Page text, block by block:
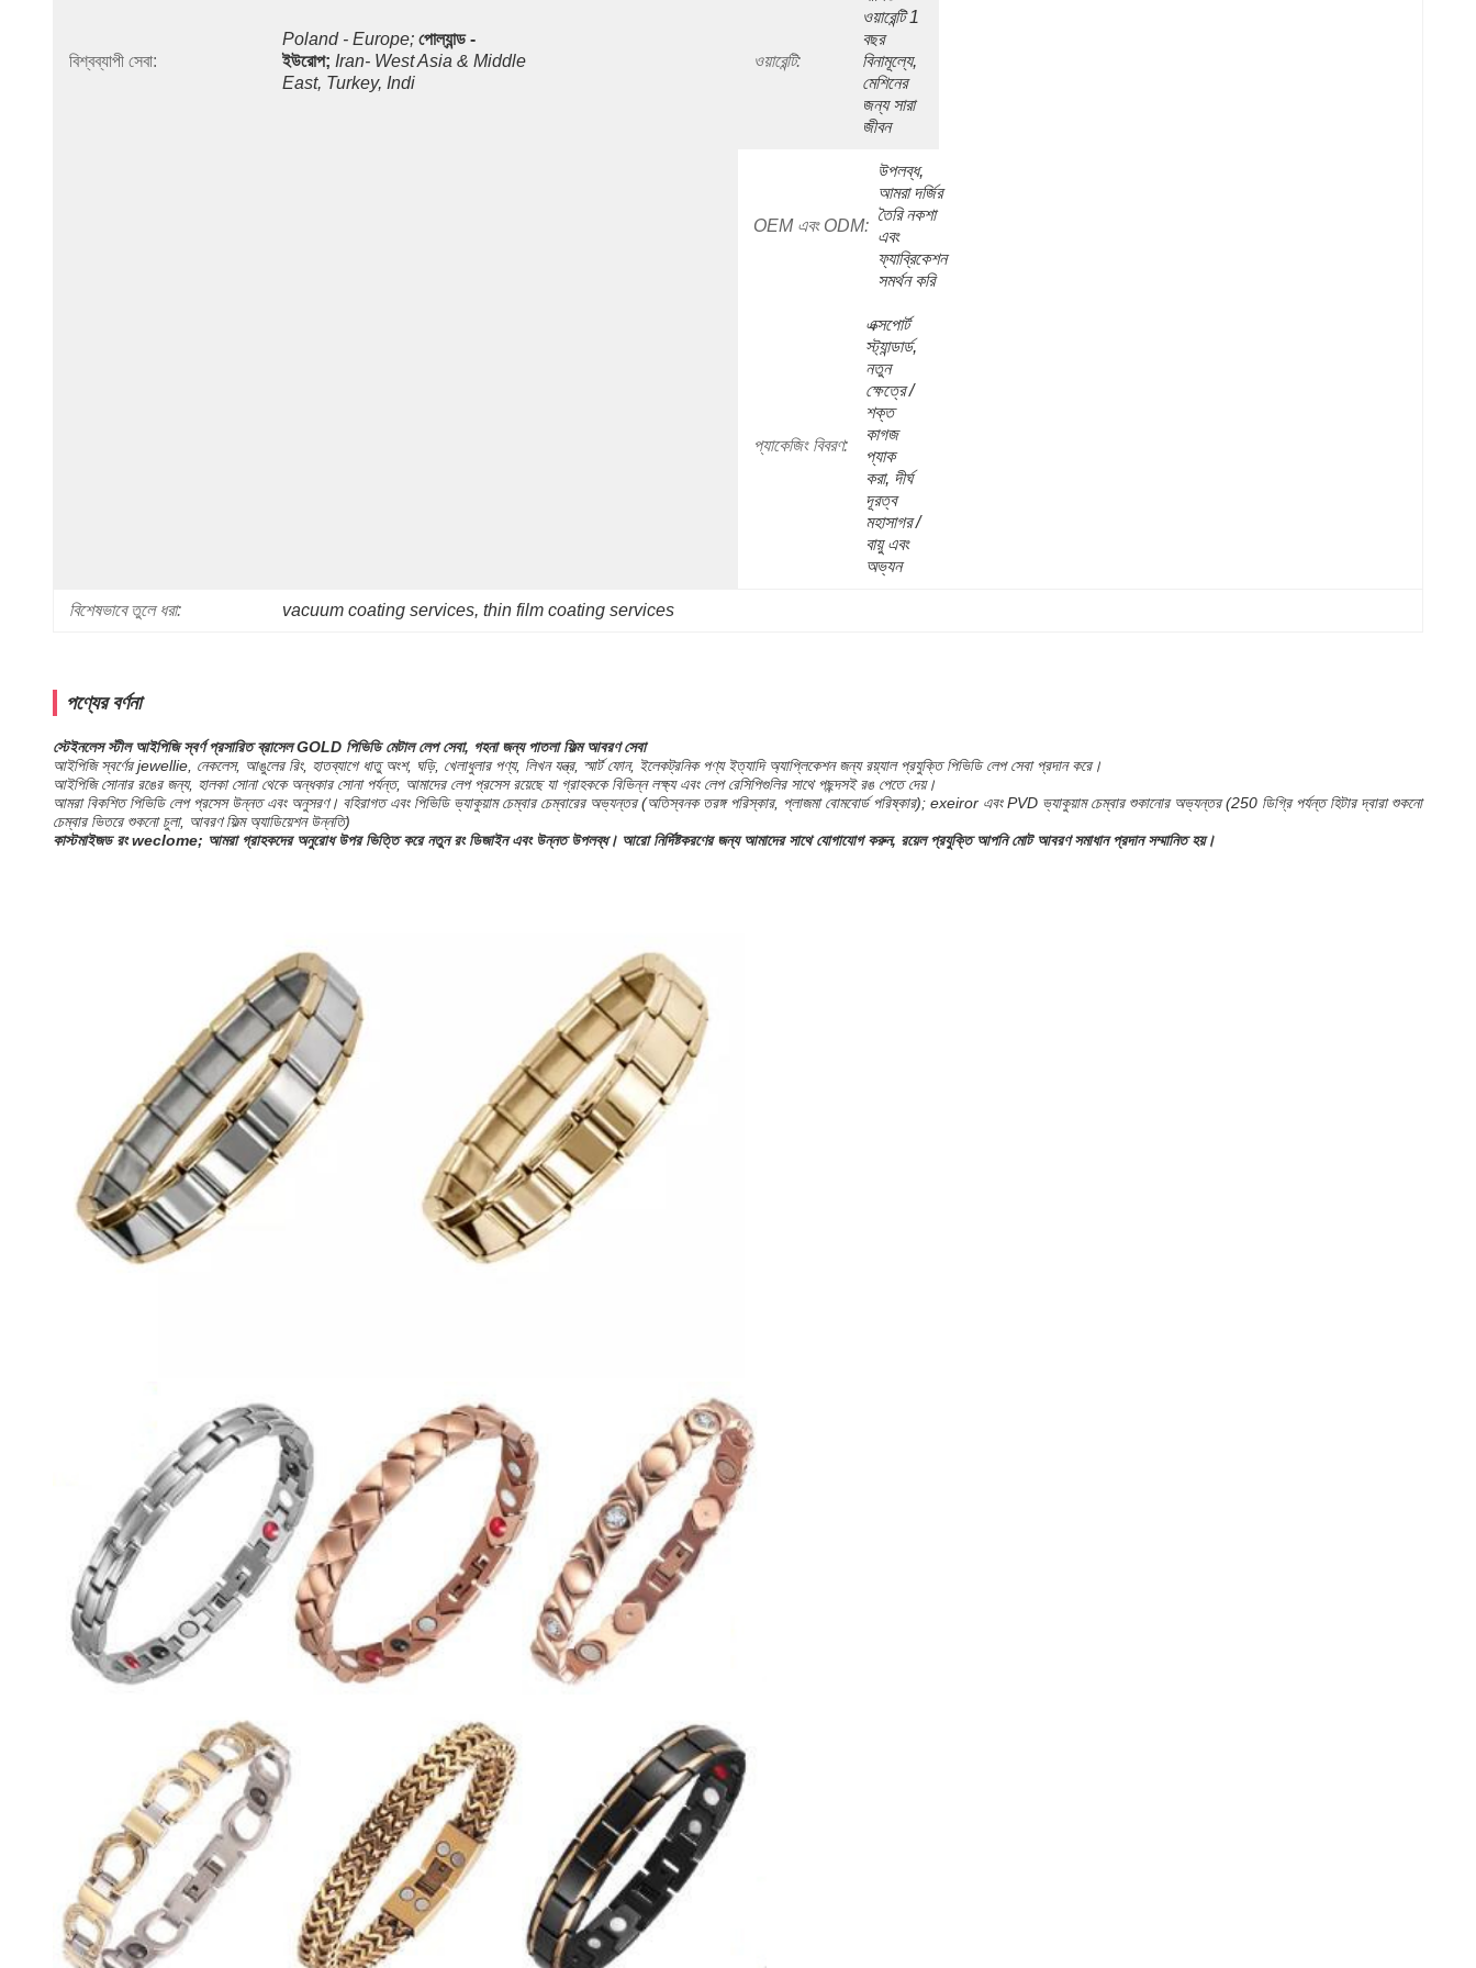
বিশ্বব্যাপী সেবা:
Poland - Europe; পোল্যান্ড -
ইউরোপ; Iran- West Asia & Middle
East, Turkey, Indi
ওয়ারেন্টি:
ওয়ারেন্টি 1
বছর
বিনামূল্যে,
মেশিনের
জন্য সারা
জীবন
OEM এবং ODM:
উপলব্ধ,
আমরা দর্জির
তৈরি নকশা
এবং
ফ্যাব্রিকেশন
সমর্থন করি
প্যাকেজিং বিবরণ:
এক্সপোর্ট
স্ট্যান্ডার্ড,
নতুন
ক্ষেত্রে /
শক্ত
কাগজ
প্যাক
করা, দীর্ঘ
দূরত্ব
মহাসাগর /
বায়ু এবং
অভ্যন
বিশেষভাবে তুলে ধরা: vacuum coating services, thin film coating services
পণ্যের বর্ণনা
স্টেইনলেস স্টীল আইপিজি স্বর্ণ প্রসারিত ব্রাসেল GOLD পিভিডি মেটাল লেপ সেবা, গহনা জন্য পাতলা ফিল্ম আবরণ সেবা
আইপিজি স্বর্ণের jewellie, নেকলেস, আঙুলের রিং, হাতব্যাগে ধাতু অংশ, ঘড়ি, খেলাধুলার পণ্য, লিখন যন্ত্র, স্মার্ট ফোন, ইলেকট্রনিক পণ্য ইত্যাদি অ্যাপ্লিকেশন জন্য রয়্যাল প্রযুক্তি পিভিডি লেপ সেবা প্রদান করে।
আইপিজি সোনার রঙের জন্য, হালকা সোনা থেকে অন্ধকার সোনা পর্যন্ত, আমাদের লেপ প্রসেস রয়েছে যা গ্রাহককে বিভিন্ন লক্ষ্য এবং লেপ রেসিপিগুলির সাথে পছন্দসই রঙ পেতে দেয়।
আমরা বিকশিত পিভিডি লেপ প্রসেস উন্নত এবং অনুসরণ। বহিরাগত এবং পিভিডি ভ্যাকুয়াম চেম্বার চেম্বারের অভ্যন্তর (অতিস্বনক তরঙ্গ পরিস্কার, প্লাজমা বোমবোর্ড পরিষ্কার); exeiror এবং PVD ভ্যাকুয়াম চেম্বার শুকানোর অভ্যন্তর (250 ডিগ্রি পর্যন্ত হিটার দ্বারা শুকনো
চেম্বার ভিতরে শুকনো চুলা, আবরণ ফিল্ম অ্যাডিয়েশন উন্নতি)
কাস্টমাইজড রং weclome; আমরা গ্রাহকদের অনুরোধ উপর ভিত্তি করে নতুন রং ডিজাইন এবং উন্নত উপলব্ধ। আরো নির্দিষ্টকরণের জন্য আমাদের সাথে যোগাযোগ করুন, রয়েল প্রযুক্তি আপনি মোট আবরণ সমাধান প্রদান সম্মানিত হয়।